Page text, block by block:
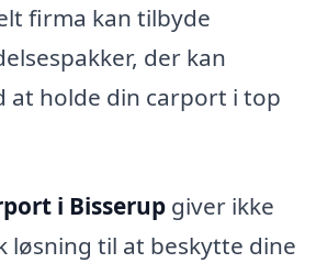
firma kan tilbyde
der kan
at holde din carport i top
i Bisserup giver ikke
løsning til at beskytte dine